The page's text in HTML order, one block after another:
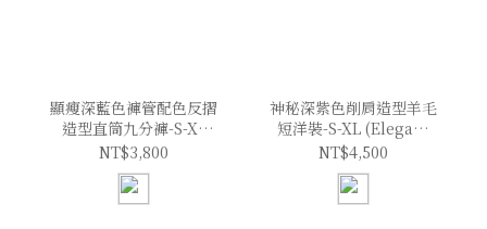
顯瘦深藍色褲管配色反摺
造型直筒九分褲-S-XL
(Elegant & Love)
NT$3,800
神秘深紫色削肩造型羊毛
短洋裝-S-XL (Elegant
& Love)
NT$4,500